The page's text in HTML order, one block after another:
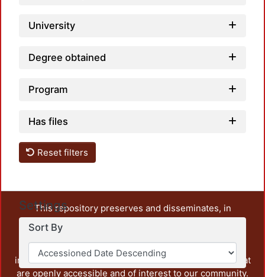
University
Degree obtained
Program
Has files
Reset filters
Settings
Sort By
This repository preserves and disseminates, in
unrestricted open access, the teaching and research
output of UAM Azcapotzalco. It also includes some
administrative and graphic documents from the
institution, as well as content from other institutions that
are openly accessible and of interest to our community.